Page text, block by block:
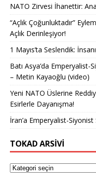
NATO Zirvesi İhanettir:
“Açlık Çoğunluktadır”
Açlık Derinleşiyor!
1 Mayıs’ta Seslendik:
Batı Asya’da Emperyalist-
– Metin Kayaoğlu (video)
Yeni NATO Üslerine
Esirlerle Dayanışma!
İran’a Emperyalist-Siyonist
TOKAD ARSIVI